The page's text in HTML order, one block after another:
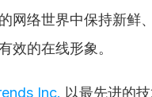
网络世界中保持新鲜
效的在线形象。
Inc. 以最先进的技